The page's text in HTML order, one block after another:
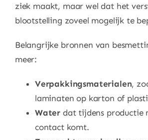
ziek maakt, maar wel dat het
blootstelling zoveel mogelijk te
Belangrijke bronnen van
meer:
Verpakkingsmaterialen,
laminaten op karton of
Water dat tijdens productie
contact komt.